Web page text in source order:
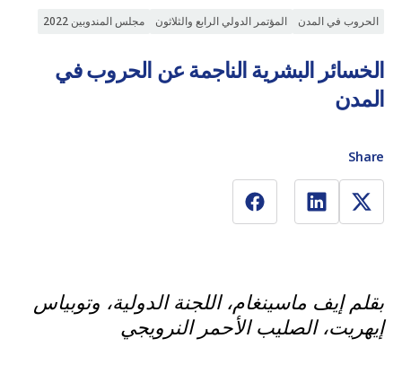
الحروب في المدن المؤتمر الدولي الرابع والثلاثون مجلس المندوبين 2022
الخسائر البشرية الناجمة عن الحروب في
المدن
Share
بقلم إيف ماسينغام، اللجنة الدولية، وتوبياس
إيهريت، الصليب الأحمر النرويجي